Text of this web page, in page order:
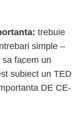
trebuie
simple –
facem un
subiect un TED
DE CE-